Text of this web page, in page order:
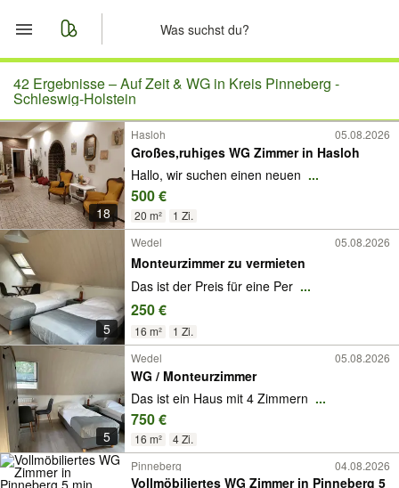
Start
Merkliste
Nachrichten
Anzeige aufgeben
42 Ergebnisse –Auf Zeit & WG in Kreis Pinneberg -
Schleswig-Holstein
18
Hasloh 05.08.2026
Großes,ruhiges WG Zimmer in Hasloh
Hallo, wir suchen einen neuen ...
500 €
20 m² 1 Zi.
5
Wedel 05.08.2026
Monteurzimmer zu vermieten
Das ist der Preis für eine Per ...
250 €
16 m² 1 Zi.
5
Wedel 05.08.2026
WG / Monteurzimmer
Das ist ein Haus mit 4 Zimmern ...
750 €
16 m²
4 Zi.
Pinneberg
04.08.2026
Vollmöbiliertes WG Zimmer in Pinneberg 5